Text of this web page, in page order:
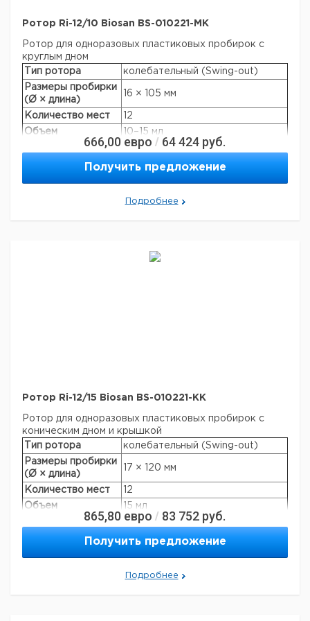
Ротор Ri-12/10 Biosan BS-010221-MK
Ротор для одноразовых пластиковых пробирок с
круглым дном
Тип ротора
колебательный (Swing-out)
Размеры пробирки
(Ø × длина)
16 × 105 мм
Количество мест
12
Объем
10–15 мл
Макс. скорость
4200 об/мин
3160 × g
+
666,00 евро / 64 424 руб.
Получить предложение
Подробнее
Ротор Ri-12/15 Biosan BS-010221-KK
Ротор для одноразовых пластиковых пробирок с
коническим дном и крышкой
Тип ротора
колебательный (Swing-out)
Размеры пробирки
(Ø × длина)
17 × 120 мм
Количество мест
12
Объем
15 мл
Макс. скорость
4200 об/мин
3160 × g
+
865,80 евро / 83 752 руб.
Получить предложение
Подробнее